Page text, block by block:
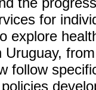
for
explore
Uruguay,
follow